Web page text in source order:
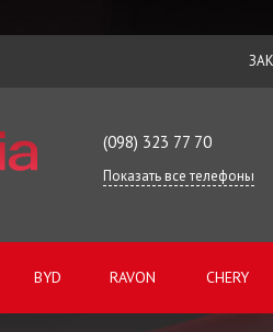
(098) 323 77 70
Показать все телефоны
BYD RAVON CHERY